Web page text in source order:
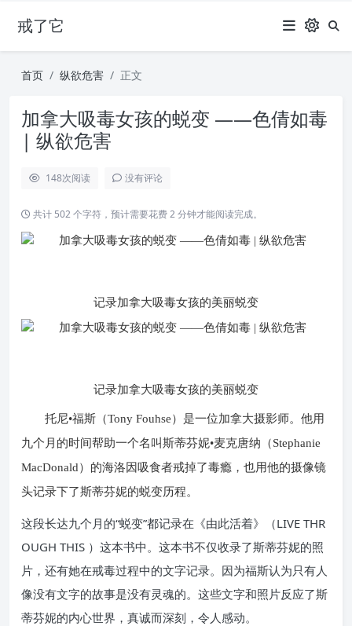
戒了它
首页 纵欲危害 正文
加拿大吸毒女孩的蜕变 ——色倩如毒
| 纵欲危害
148次阅读 没有评论
共计 502 个字符，预计需要花费 2 分钟才能阅读完成。
记录加拿大吸毒女孩的美丽蜕变
记录加拿大吸毒女孩的美丽蜕变
托尼•福斯（Tony Fouhse）是一位加拿大摄影师。他用
九个月的时间帮助一个名叫斯蒂芬妮•麦克唐纳（Stephanie
MacDonald）的海洛因吸食者戒掉了毒瘾，也用他的摄像镜
头记录下了斯蒂芬妮的蜕变历程。
这段长达九个月的“蜕变”都记录在《由此活着》（LIVE THR
OUGH THIS ）这本书中。这本书不仅收录了斯蒂芬妮的照
片，还有她在戒毒过程中的文字记录。因为福斯认为只有人
像没有文字的故事是没有灵魂的。这些文字和照片反应了斯
蒂芬妮的内心世界，真诚而深刻，令人感动。